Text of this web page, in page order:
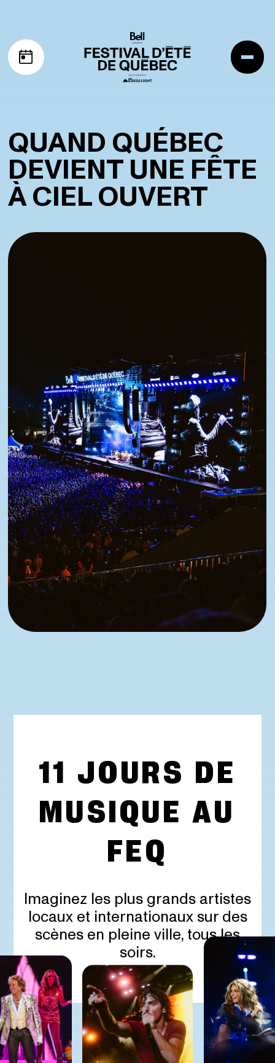
Mon horaire
QUAND QUÉBEC
DEVIENT UNE FÊTE
À CIEL OUVERT
11 JOURS DE
MUSIQUE AU
FEQ
Imaginez les plus grands artistes
locaux et internationaux sur des
scènes en pleine ville, tous les
soirs.